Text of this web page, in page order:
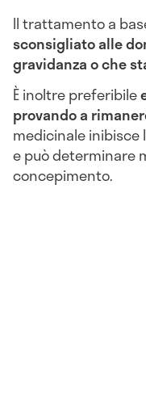
Il trattamento a
sconsigliato alle
gravidanza o che
È inoltre preferibile
provando a
medicinale
e può determinare
concepimento.